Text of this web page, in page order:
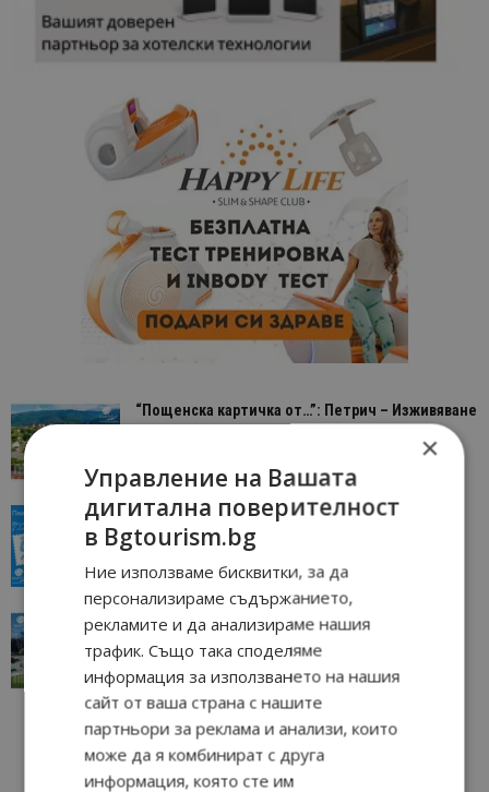
“Пощенска картичка от…”: Петрич – Изживяване
“Пощенска картичка от…”: Пловдив, градът на
всички времена
23/06/2026 10:00
“Пощенска картичка от…”: Перник – град на
традициите, културата и вдъхновяващите...
×
Управление на Вашата
дигитална поверителност
в Bgtourism.bg
Ние използваме бисквитки, за да
персонализираме съдържанието,
рекламите и да анализираме нашия
трафик. Също така споделяме
информация за използването на нашия
сайт от ваша страна с нашите
партньори за реклама и анализи, които
може да я комбинират с друга
информация, която сте им